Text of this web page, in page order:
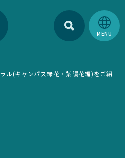
検索
いて
ル(キャンパス緑花・紫陽花編)をご紹